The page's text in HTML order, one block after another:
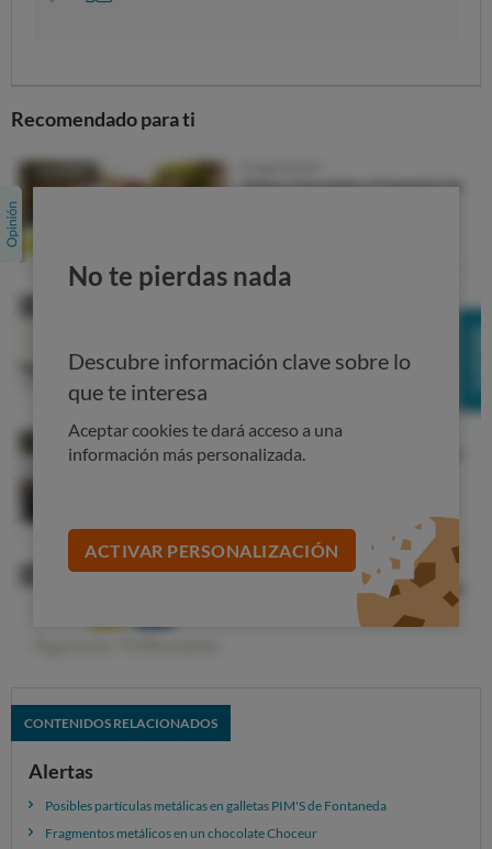
Recomendado para ti
No te pierdas nada
Descubre información clave sobre lo
que te interesa
Aceptar cookies te dará acceso a una
información más personalizada.
ACTIVAR PERSONALIZACIÓN
CONTENIDOS RELACIONADOS
Alertas
Posibles partículas metálicas en galletas PIM'S de Fontaneda
Fragmentos metálicos en un chocolate Choceur